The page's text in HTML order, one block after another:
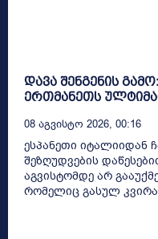
დავა შენგენის
ერთმანეთს
08 Აგვისტო 2026, 00:16
ესპანეთი იტალიიდან
შეზღუდვების
აგვისტომდე არ
რომელიც გასულ